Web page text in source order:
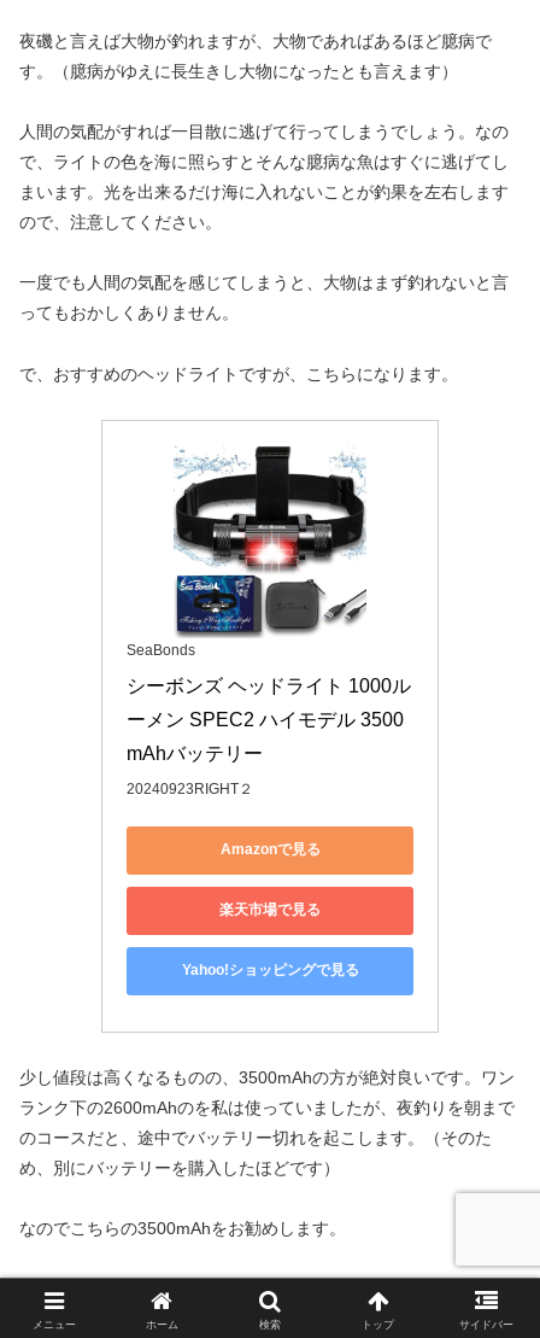
夜磯と言えば大物が釣れますが、大物であればあるほど臆病で
す。（臆病がゆえに長生きし大物になったとも言えます）
人間の気配がすれば一目散に逃げて行ってしまうでしょう。なの
で、ライトの色を海に照らすとそんな臆病な魚はすぐに逃げてし
まいます。光を出来るだけ海に入れないことが釣果を左右します
ので、注意してください。
一度でも人間の気配を感じてしまうと、大物はまず釣れないと言
ってもおかしくありません。
で、おすすめのヘッドライトですが、こちらになります。
SeaBonds
シーボンズ ヘッドライト 1000ル
ーメン SPEC2 ハイモデル 3500
mAhバッテリー
20240923RIGHT２
Amazonで見る
楽天市場で見る
Yahoo!ショッピングで見る
少し値段は高くなるものの、3500mAhの方が絶対良いです。ワン
ランク下の2600mAhのを私は使っていましたが、夜釣りを朝まで
のコースだと、途中でバッテリー切れを起こします。（そのた
め、別にバッテリーを購入したほどです）
なのでこちらの3500mAhをお勧めします。
こちらのヘッドライトは日本製ですし、白ライト、赤ライトとも
に強弱の２モードが付いています。白の強はかなり強い光ですの
メニュー ホーム 検索 トップ サイドバー